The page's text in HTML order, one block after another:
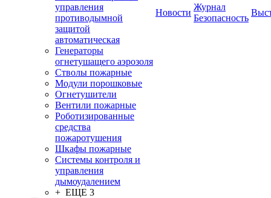
управления
противодымной
защитой
автоматическая
Генераторы
огнетушащего аэрозоля
Стволы пожарные
Модули порошковые
Огнетушители
Вентили пожарные
Роботизированные
средства
пожаротушения
Шкафы пожарные
Системы контроля и
управления
дымоудалением
+ ЕЩЕ 3
Новости
Журнал
Безопасность